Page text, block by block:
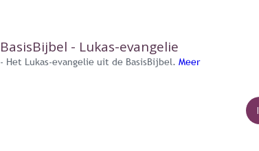
BasisBijbel - Lukas-evangelie
- Het Lukas-evangelie uit de BasisBijbel. Meer